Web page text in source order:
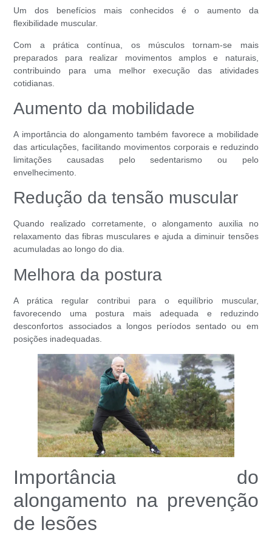
Um dos benefícios mais conhecidos é o aumento da
flexibilidade muscular.
Com a prática contínua, os músculos tornam-se mais
preparados para realizar movimentos amplos e naturais,
contribuindo para uma melhor execução das atividades
cotidianas.
Aumento da mobilidade
A importância do alongamento também favorece a mobilidade
das articulações, facilitando movimentos corporais e reduzindo
limitações causadas pelo sedentarismo ou pelo
envelhecimento.
Redução da tensão muscular
Quando realizado corretamente, o alongamento auxilia no
relaxamento das fibras musculares e ajuda a diminuir tensões
acumuladas ao longo do dia.
Melhora da postura
A prática regular contribui para o equilíbrio muscular,
favorecendo uma postura mais adequada e reduzindo
desconfortos associados a longos períodos sentado ou em
posições inadequadas.
Importância do
alongamento na prevenção
de lesões